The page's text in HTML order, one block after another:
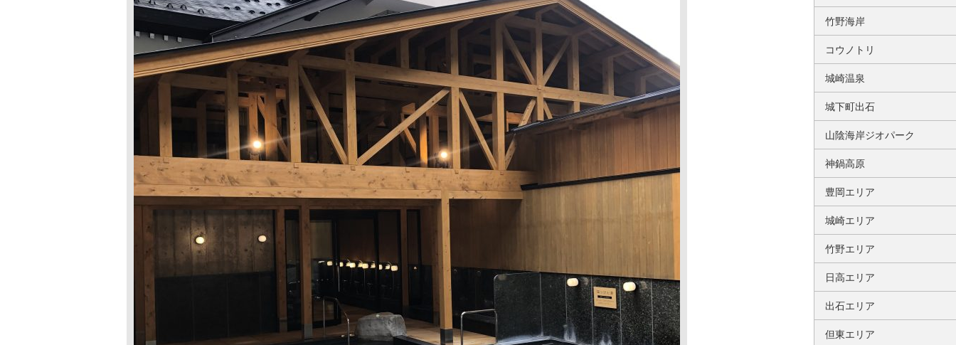
竹野海岸
コウノトリ
城崎温泉
城下町出石
山陰海岸ジオパーク
神鍋高原
豊岡エリア
城崎エリア
竹野エリア
日高エリア
出石エリア
但東エリア